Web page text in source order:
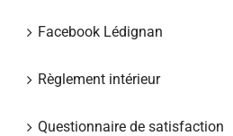
Facebook Lédignan
Règlement intérieur
Questionnaire de satisfaction